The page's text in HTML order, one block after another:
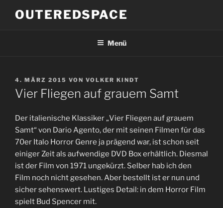
InhaltOUTEREDSPACE
Menü
VERÖFFENTLICHT
AM
4. MÄRZ 2015 VON VOLKER KINDT
Vier Fliegen auf grauem Samt
Der italienische Klassiker „Vier Fliegen auf grauem
Samt“ von Dario Agento, der mit seinen Filmen für das
70er Italo Horror Genre ja prägend war, ist schon seit
einiger Zeit als aufwendige DVD Box erhältlich. Diesmal
ist der Film von 1971 ungekürzt. Selber hab ich den
Film noch nicht gesehen. Aber bestellt ist er nun und
sicher sehenswert. Lustiges Detail: in dem Horror Film
spielt Bud Spencer mit.